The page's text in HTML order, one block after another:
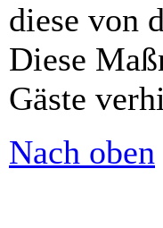
diese von
Diese
Gäste
Nach oben